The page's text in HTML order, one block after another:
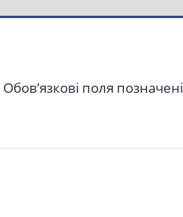
Обов’язкові поля позначені